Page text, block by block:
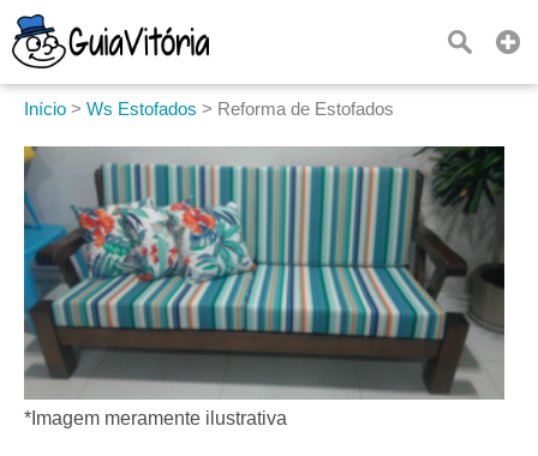
Início > Ws Estofados > Reforma de Estofados
*Imagem meramente ilustrativa